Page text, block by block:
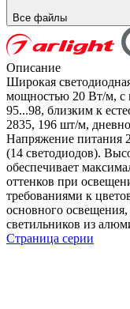
Все файлы
Описание
Широкая
мощностью 20 Вт/м, с
95...98, близким к
2835, 196 шт/м,
Напряжение питания
(14 светодиодов).
обеспечивает
оттенков при
требованиями к
основного
светильников из
Страница серии